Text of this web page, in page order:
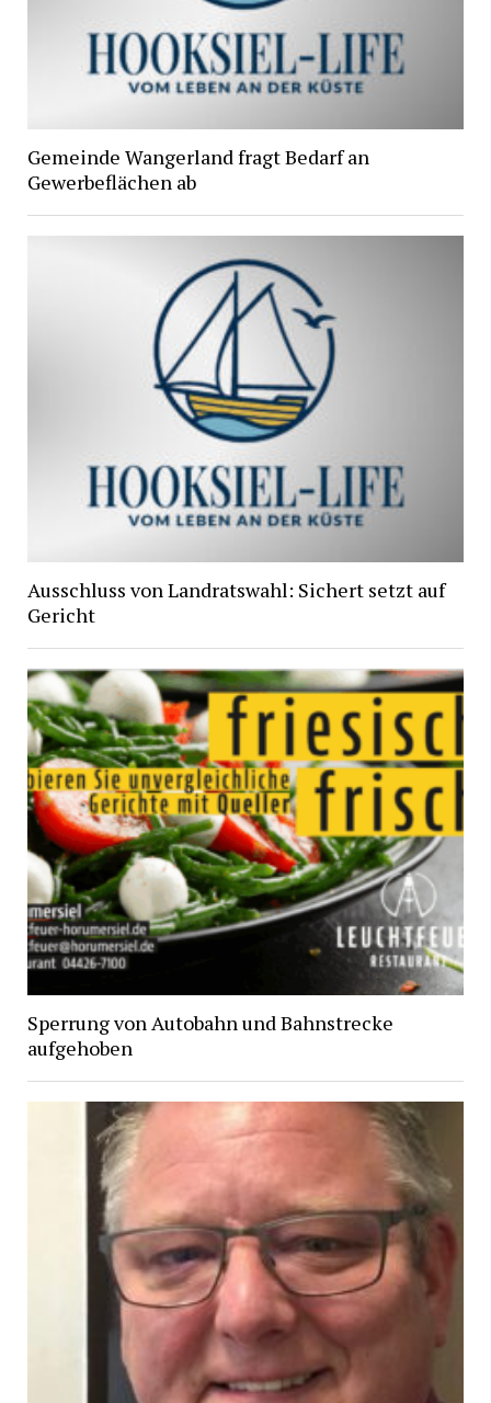
Gemeinde Wangerland fragt Bedarf an
Gewerbeflächen ab
Ausschluss von Landratswahl: Sichert setzt auf
Gericht
Sperrung von Autobahn und Bahnstrecke
aufgehoben